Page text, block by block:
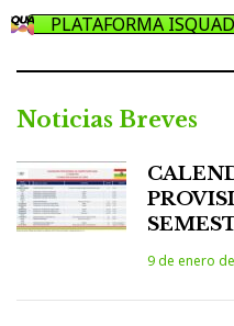
PLATAFORMA
Noticias Breves
9 de enero